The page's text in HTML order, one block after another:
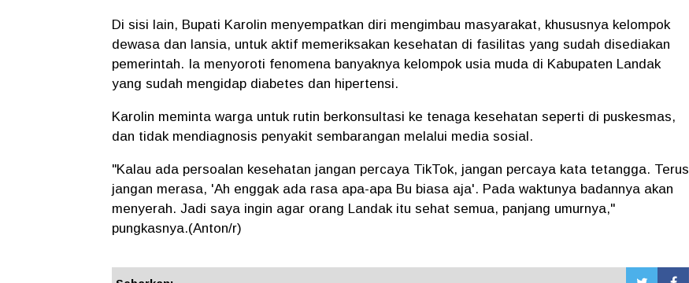
Di sisi lain, Bupati Karolin menyempatkan diri mengimbau masyarakat, khususnya kelompok
dewasa dan lansia, untuk aktif memeriksakan kesehatan di fasilitas yang sudah disediakan
pemerintah. Ia menyoroti fenomena banyaknya kelompok usia muda di Kabupaten Landak
yang sudah mengidap diabetes dan hipertensi.
Karolin meminta warga untuk rutin berkonsultasi ke tenaga kesehatan seperti di puskesmas,
dan tidak mendiagnosis penyakit sembarangan melalui media sosial.
"Kalau ada persoalan kesehatan jangan percaya TikTok, jangan percaya kata tetangga. Terus
jangan merasa, 'Ah enggak ada rasa apa-apa Bu biasa aja'. Pada waktunya badannya akan
menyerah. Jadi saya ingin agar orang Landak itu sehat semua, panjang umurnya,"
pungkasnya.(Anton/r)